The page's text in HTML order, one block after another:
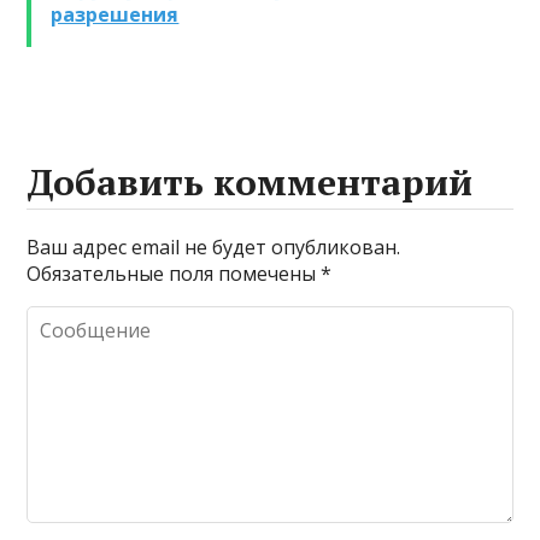
разрешения
Добавить комментарий
Ваш адрес email не будет опубликован.
Обязательные поля помечены*